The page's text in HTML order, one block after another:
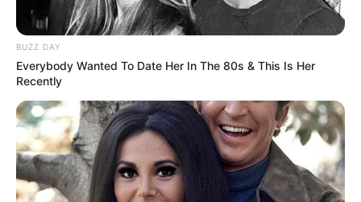
BUZZ DAY
Everybody Wanted To Date Her In The 80s & This Is Her
Recently